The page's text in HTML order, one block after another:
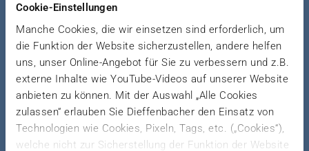
Cookie-Einstellungen
Manche Cookies, die wir einsetzen sind erforderlich, um
die Funktion der Website sicherzustellen, andere helfen
uns, unser Online-Angebot für Sie zu verbessern und z.B.
externe Inhalte wie YouTube-Videos auf unserer Website
anbieten zu können. Mit der Auswahl „Alle Cookies
zulassen“ erlauben Sie Dieffenbacher den Einsatz von
Technologien wie Cookies, Pixeln, Tags, etc. („Cookies“),
welche nicht zur Sicherstellung der Funktion der Website
configured to meet specific requirements, from
simple longitudinal cutting to convenient
longitudinal and cross cutting with preselectable
quantities, including output into a collection
a table. In addition to standard blades for
longitudinal and cross cuts, the system supports
roller knives and scissors-cutting roller knives.